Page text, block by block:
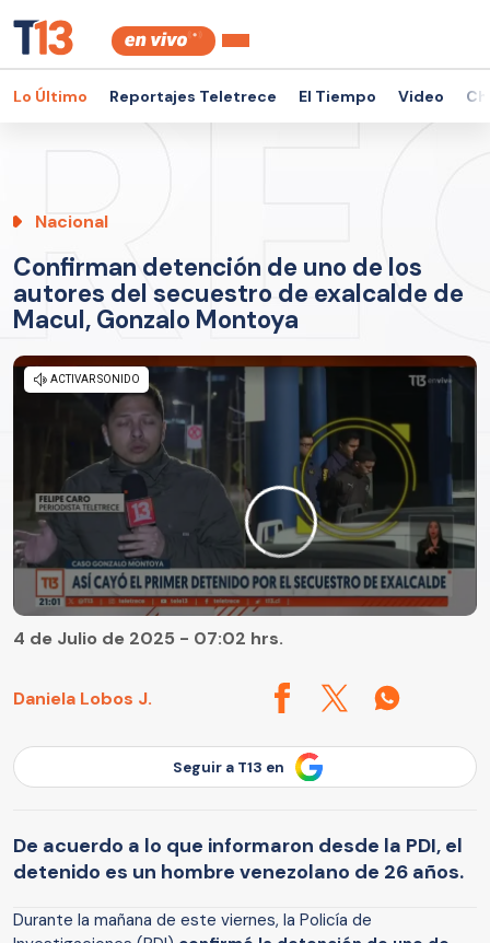
Lo Último Reportajes Teletrece El Tiempo Video
Nacional
Confirman detención de uno de los
autores del secuestro de exalcalde de
Macul, Gonzalo Montoya
Daniela Lobos J.
4 de Julio de 2025 - 07:02 hrs.
Seguir a T13 en
De acuerdo a lo que informaron desde la PDI, el
detenido es un hombre venezolano de 26 años.
Durante la mañana de este viernes, la Policía de